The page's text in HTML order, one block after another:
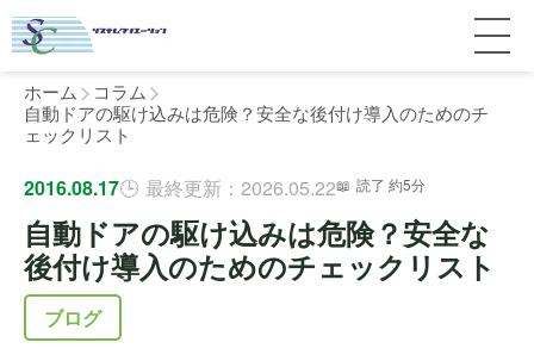
サービス紹介
料金
補助金
個人宅
マンション
全国対応について
ホーム
コラム
自動ドアの駆け込みは危険？安全な後付け導入のためのチ
ェックリスト
2016.08.17 最終更新：2026.05.22 読了 約5分
自動ドアの駆け込みは危険？安全な
後付け導入のためのチェックリスト
ブログ